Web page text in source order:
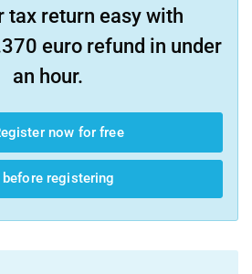
tax return easy with
euro refund in under
an hour.
now for free
before registering